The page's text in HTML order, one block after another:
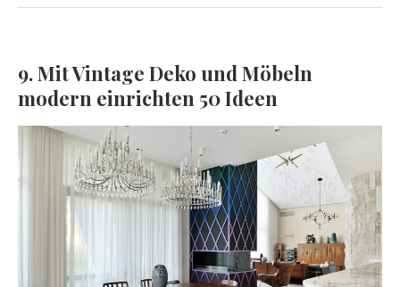
9. Mit Vintage Deko und Möbeln
modern einrichten 50 Ideen